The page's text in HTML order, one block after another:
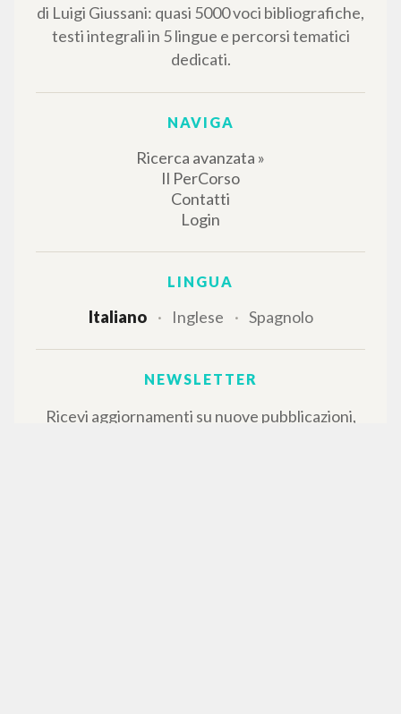
di Luigi Giussani: quasi 5000 voci bibliografiche,
testi integrali in 5 lingue e percorsi tematici
dedicati.
NAVIGA
Ricerca avanzata »
Il PerCorso
Contatti
Login
LINGUA
Italiano Inglese Spagnolo
NEWSLETTER
Ricevi aggiornamenti su nuove pubblicazioni,